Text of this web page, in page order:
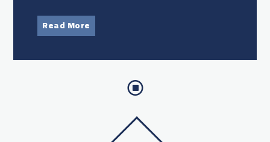
Read More